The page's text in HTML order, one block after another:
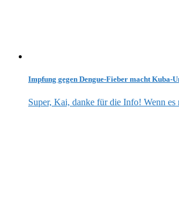
Impfung gegen Dengue-Fieber macht Kuba-
Super, Kai, danke für die Info! Wenn es